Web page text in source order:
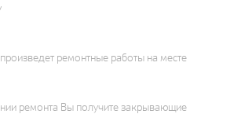
ремонтные работы на месте
ремонта Вы получите закрывающие